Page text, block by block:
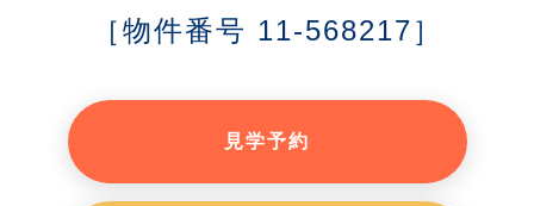
［物件番号 11-568217］
見学予約